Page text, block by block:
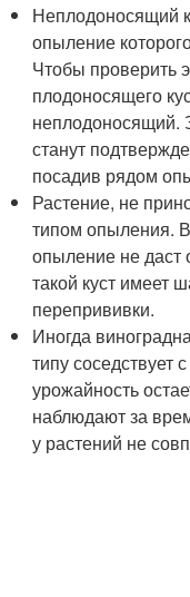
Неплодоносящий
опыление
Чтобы проверить
плодоносящего
неплодоносящий.
станут
посадив рядом
Растение, не
типом опыления.
опыление не даст
такой куст имеет
перепрививки.
Иногда
типу соседствует
урожайность
наблюдают за
у растений не